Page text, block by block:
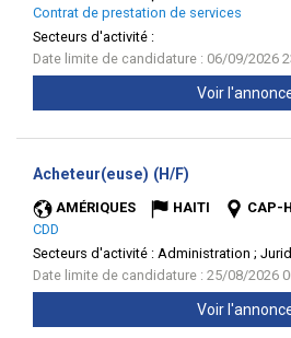
Contrat de prestation de services
Secteurs d'activité :
Date limite de candidature : 06/09/2026
Voir
Acheteur(euse) (H/F)
AMÉRIQUES HAITI
CAP-
CDD
Secteurs d'activité : Administration ;
Date limite de candidature : 25/08/2026
Voir